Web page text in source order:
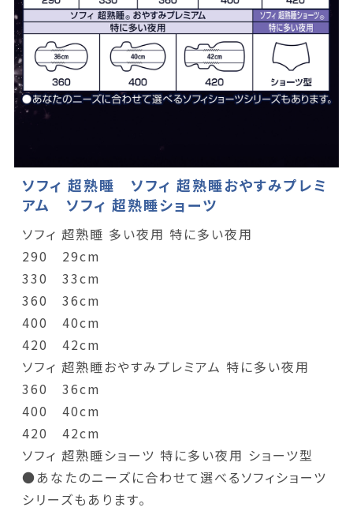
ソフィ 超熟睡 ソフィ 超熟睡おやすみプレミ
アム ソフィ 超熟睡ショーツ
ソフィ 超熟睡 多い夜用 特に多い夜用
290 29cm
330 33cm
360 36cm
400 40cm
420 42cm
ソフィ 超熟睡おやすみプレミアム 特に多い夜用
360 36cm
400 40cm
420 42cm
ソフィ 超熟睡ショーツ 特に多い夜用 ショーツ型
●あなたのニーズに合わせて選べるソフィショーツ
シリーズもあります。